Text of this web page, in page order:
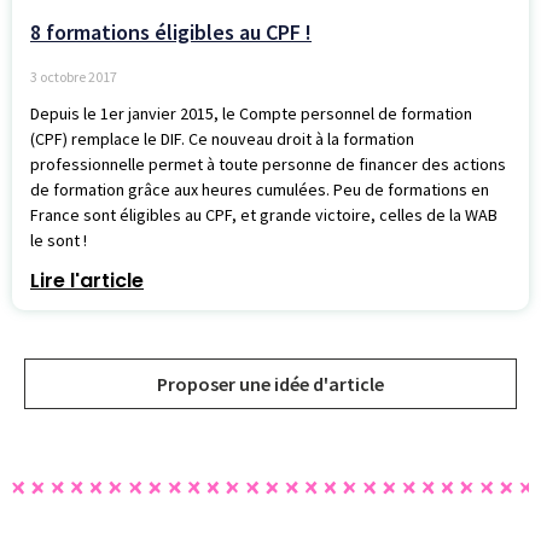
8 formations éligibles au CPF !
3 octobre 2017
Depuis le 1er janvier 2015, le Compte personnel de formation
(CPF) remplace le DIF. Ce nouveau droit à la formation
professionnelle permet à toute personne de financer des actions
de formation grâce aux heures cumulées. Peu de formations en
France sont éligibles au CPF, et grande victoire, celles de la WAB
le sont !
Lire l'article
Proposer une idée d'article